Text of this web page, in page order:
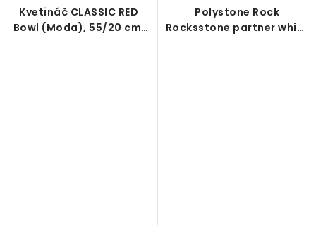
Kvetináč CLASSIC RED
Bowl (Moda), 55/20 cm,
Polystone Rock
Rocksstone partner white